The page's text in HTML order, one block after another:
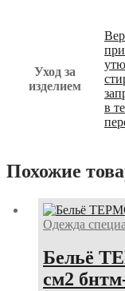
Уход за
изделием
в
Похожие
Одежда
Бельё
см2